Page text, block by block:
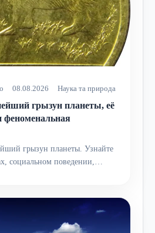
08.08.2026 Наука та природа
грызун планеты, её
феноменальная
грызун планеты. Узнайте
социальном поведении,…